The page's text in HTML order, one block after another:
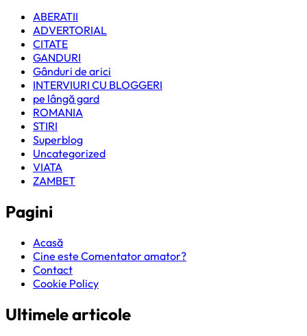
ABERATII
ADVERTORIAL
CITATE
GANDURI
Gânduri de arici
INTERVIURI CU BLOGGERI
pe lângă gard
ROMANIA
STIRI
Superblog
Uncategorized
VIATA
ZAMBET
Pagini
Acasă
Cine este Comentator amator?
Contact
Cookie Policy
Ultimele articole